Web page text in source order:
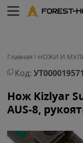
Главная НОЖИ И
Код: УТ000019571
Нож Kizlyar
AUS-8,